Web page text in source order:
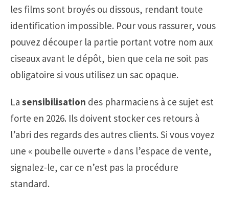
les films sont broyés ou dissous, rendant toute
identification impossible. Pour vous rassurer, vous
pouvez découper la partie portant votre nom aux
ciseaux avant le dépôt, bien que cela ne soit pas
obligatoire si vous utilisez un sac opaque.
La sensibilisation des pharmaciens à ce sujet est
forte en 2026. Ils doivent stocker ces retours à
l’abri des regards des autres clients. Si vous voyez
une « poubelle ouverte » dans l’espace de vente,
signalez-le, car ce n’est pas la procédure
standard.